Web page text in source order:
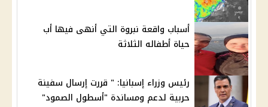
أسباب واقعة نبروة التي أنهى فيها أب
حياة أطفاله الثلاثة
رئيس وزراء إسبانيا: " قررت إرسال سفينة
حربية لدعم ومساندة "أسطول الصمود"